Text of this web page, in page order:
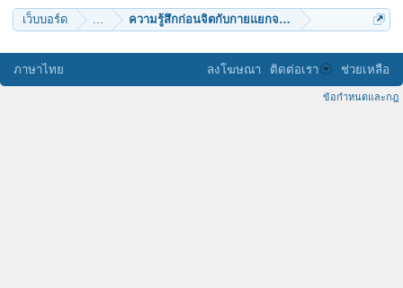
เว็บบอร์ด ... ความรู้สึกก่อนจิตกับกายแยกจากกันเป็นอย่างไรครับ
ภาษาไทย ลงโฆษณา ติดต่อเรา ช่วยเหลือ
ข้อกำหนดและกฎ